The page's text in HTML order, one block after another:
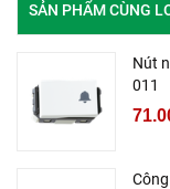
SẢN PHẨM CÙNG
Nút
011